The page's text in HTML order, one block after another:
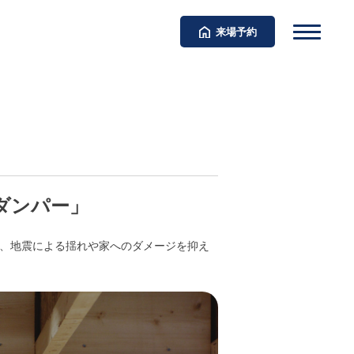
来場予約
パー」
地震による揺れや家へのダメージを抑え